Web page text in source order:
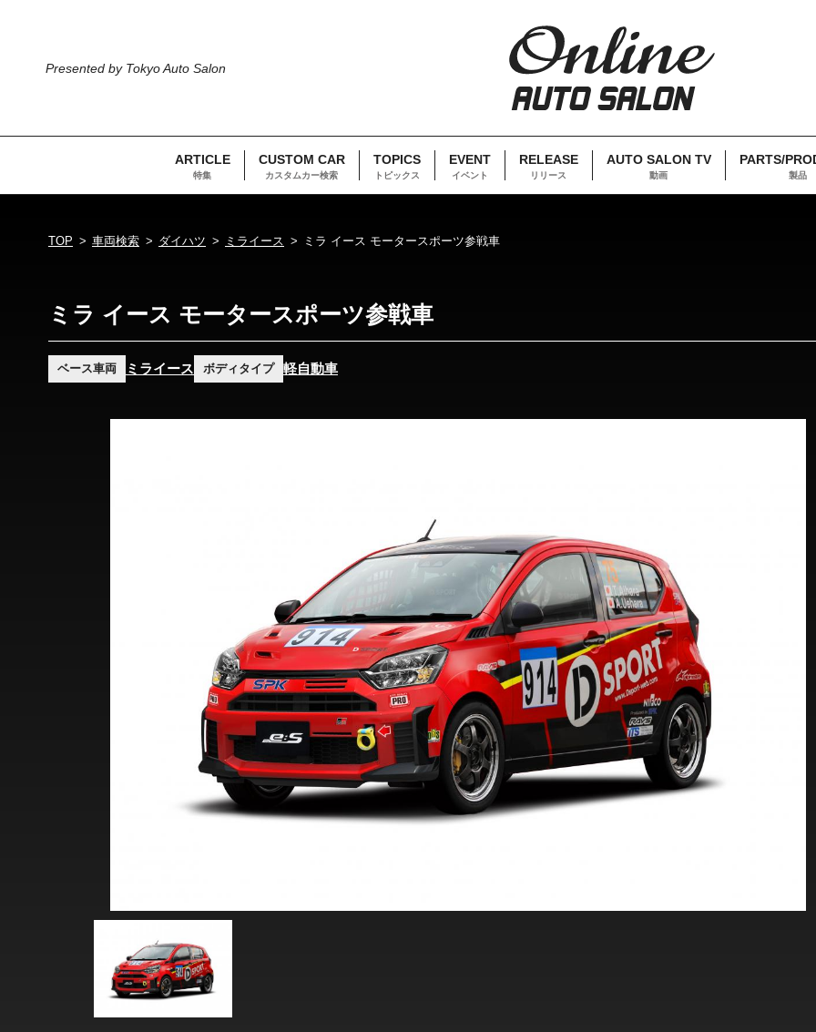
Presented by Tokyo Auto Salon
ARTICLE
特集
CUSTOM CAR
カスタムカー検索
TOPICS
トピックス
EVENT
イベント
RELEASE
リリース
AUTO SALON TV
動画
PARTS/
製品
TOP 車両検索 ダイハツ ミライース ミラ イース モータースポーツ参戦車
ミラ イース モータースポーツ参戦車
ベース車両 ミライース ボディタイプ 軽自動車